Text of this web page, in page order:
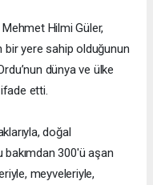
Hilmi Güler,
bir yere sahip olduğunun
dünya ve ülke
ifade etti.
doğal
bakımdan 300'ü aşan
meyveleriyle,